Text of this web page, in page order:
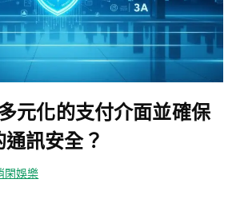
元化的支付介面並確保
訊安全？
閑娛樂